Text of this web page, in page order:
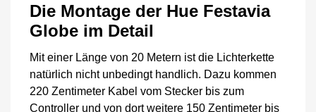
Die Montage der Hue Festavia
Globe im Detail
Mit einer Länge von 20 Metern ist die Lichterkette
natürlich nicht unbedingt handlich. Dazu kommen
220 Zentimeter Kabel vom Stecker bis zum
Controller und von dort weitere 150 Zentimeter bis